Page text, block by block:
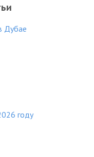
Дубае
году